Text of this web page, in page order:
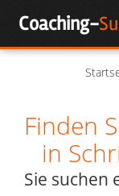
Coaching-
Finden
in
Sie suchen
Coachsuche
Über Coaching
Coach-Login
Als Coach